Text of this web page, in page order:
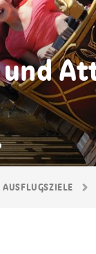
AUSFLUGSZIELE